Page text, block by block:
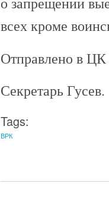
всех кроме
Отправлено в
Секретарь Гусев.
Tags:
ВРК